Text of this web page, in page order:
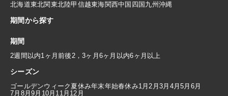
北海道東北関東北陸甲信越東海関西中国 四国 九州 沖縄
期間から探す
期間
2週間以内1ヶ月前後2，3ヶ月 6ヶ月以内6ヶ月以上
シーズン
ゴールデンウィーク 夏休み年末年始春休み1月2月3月 4月5月 6月
7月 8月9月 10月 11月 12月